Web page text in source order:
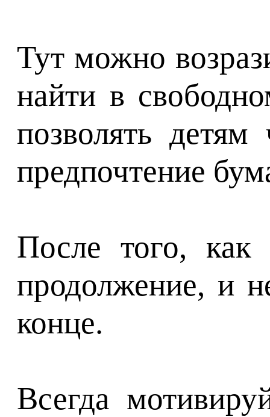
Тут можно
найти в
позволять
предпочтение
После того,
продолжение, и
конце.
Всегда